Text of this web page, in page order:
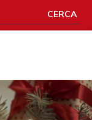
CERCA